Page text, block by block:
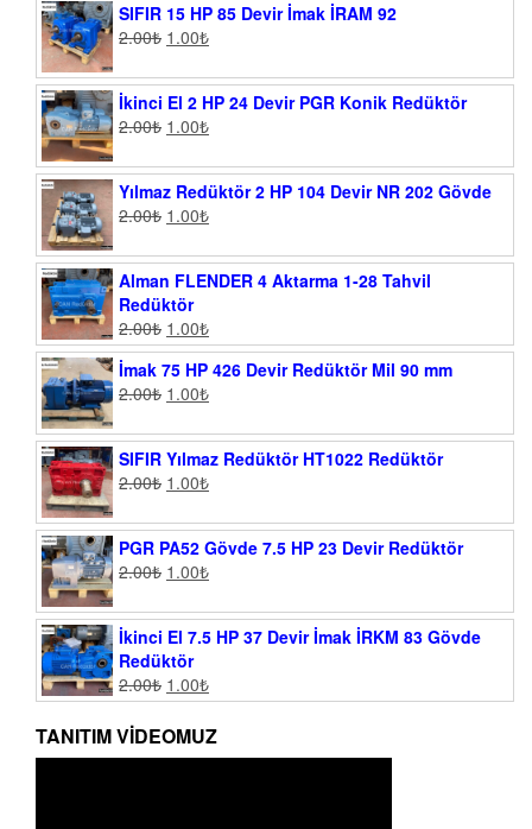
SIFIR 15 HP 85 Devir İmak İRAM 92
2.00₺ 1.00₺
İkinci El 2 HP 24 Devir PGR Konik Redüktör
2.00₺ 1.00₺
Yılmaz Redüktör 2 HP 104 Devir NR 202 Gövde
2.00₺ 1.00₺
Alman FLENDER 4 Aktarma 1-28 Tahvil
Redüktör
2.00₺ 1.00₺
İmak 75 HP 426 Devir Redüktör Mil 90 mm
2.00₺ 1.00₺
SIFIR Yılmaz Redüktör HT1022 Redüktör
2.00₺ 1.00₺
PGR PA52 Gövde 7.5 HP 23 Devir Redüktör
2.00₺ 1.00₺
İkinci El 7.5 HP 37 Devir İmak İRKM 83 Gövde
Redüktör
2.00₺ 1.00₺
TANITIM VIDEOMUZ